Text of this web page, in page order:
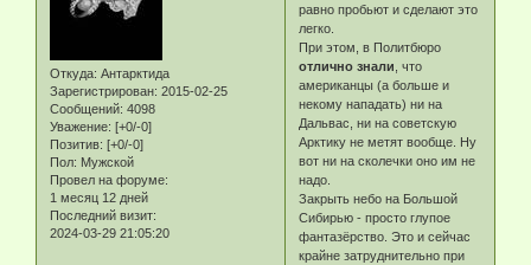
Откуда: Антарктида
Зарегистрирован: 2015-02-25
Сообщений: 4098
Уважение: [+0/-0]
Позитив: [+0/-0]
Пол: Мужской
Провел на форуме:
1 месяц 12 дней
Последний визит:
2024-03-29 21:05:20
равно пробьют и сделают это
легко.
При этом, в Политбюро
отлично знали , что
американцы (а больше и
некому нападать) ни на
Дальвас, ни на советскую
Арктику не метят вообще. Ну
вот ни на сколечки оно им не
надо.
Закрыть небо на Большой
Сибирью - просто глупое
фантазёрство. Это и сейчас
крайне затруднительно при